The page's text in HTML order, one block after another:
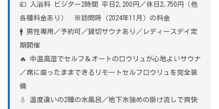
💴 入浴料 ビジター2時間 平日2,200円／休日2,750円（他
各種料金あり） ※訪問時（2024年11月）の料金
🚹 男性専用／予約可／貸切サウナあり／レディースデイ定
期開催
🔥 中温高湿でセルフ＆オートのロウリュが心地よいサウナ
／席に座ったままできるリモートセルフロウリュを完全装
備
💧 温度違いの2種の水風呂／地下水強めの掛け流しで爽快